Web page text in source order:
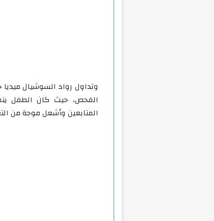
وتداول رواد السوشيال
الفحص، حيث كان الطفل
المتابعين وأشعل موجة من